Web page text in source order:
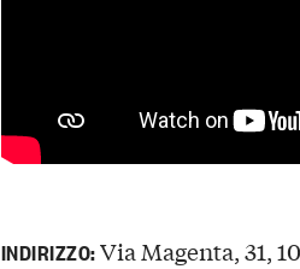
INDIRIZZO:Via Magenta, 31,